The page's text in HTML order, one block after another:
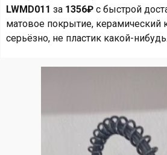
LWMD011 за 1356₽ с быстрой
матовое покрытие, керамический
серьёзно, не пластик какой-нибудь.